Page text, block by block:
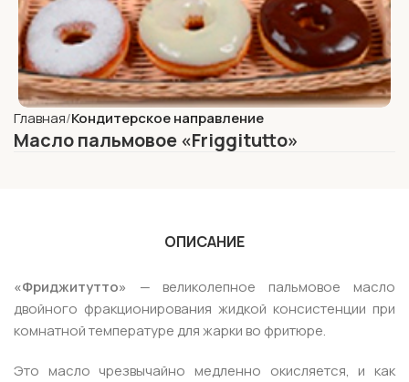
Главная Кондитерское направление
Масло пальмовое «Friggitutto»
ОПИСАНИЕ
«Фриджитутто» — великолепное пальмовое масло
двойного фракционирования жидкой консистенции при
комнатной температуре для жарки во фритюре.
Это масло чрезвычайно медленно окисляется, и как